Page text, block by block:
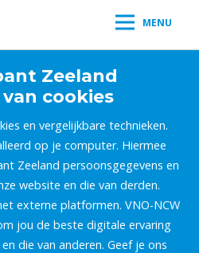
MENU
Zeeland
cookies
en vergelijkbare technieken.
op je computer. Hiermee
Zeeland persoonsgegevens en
website en die van derden.
externe platformen. VNO-NCW
jou de beste digitale ervaring
die van anderen. Geef je ons